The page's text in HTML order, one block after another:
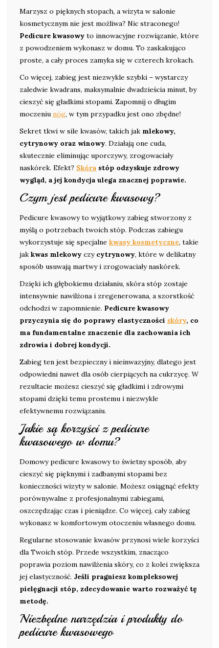
Marzysz o pięknych stopach, a wizyta w salonie
kosmetycznym nie jest możliwa? Nic straconego!
Pedicure kwasowy to innowacyjne rozwiązanie, które
z powodzeniem wykonasz w domu. To zaskakująco
proste, a cały proces zamyka się w czterech krokach.
Co więcej, zabieg jest niezwykle szybki – wystarczy
zaledwie kwadrans, maksymalnie dwadzieścia minut, by
cieszyć się gładkimi stopami. Zapomnij o długim
moczeniu nóg, w tym przypadku jest ono zbędne!
Sekret tkwi w sile kwasów, takich jak mlekowy,
cytrynowy oraz winowy. Działają one cuda,
skutecznie eliminując uporczywy, zrogowaciały
naskórek. Efekt? Skóra stóp odzyskuje zdrowy
wygląd, a jej kondycja ulega znacznej poprawie.
Czym jest pedicure kwasowy?
Pedicure kwasowy to wyjątkowy zabieg stworzony z
myślą o potrzebach twoich stóp. Podczas zabiegu
wykorzystuje się specjalne kwasy kosmetyczne, takie
jak kwas mlekowy czy cytrynowy, które w delikatny
sposób usuwają martwy i zrogowaciały naskórek.
Dzięki ich głębokiemu działaniu, skóra stóp zostaje
intensywnie nawilżona i zregenerowana, a szorstkość
odchodzi w zapomnienie. Pedicure kwasowy
przyczynia się do poprawy elastyczności skóry, co
ma fundamentalne znaczenie dla zachowania ich
zdrowia i dobrej kondycji.
Zabieg ten jest bezpieczny i nieinwazyjny, dlatego jest
odpowiedni nawet dla osób cierpiących na cukrzycę. W
rezultacie możesz cieszyć się gładkimi i zdrowymi
stopami dzięki temu prostemu i niezwykle
efektywnemu rozwiązaniu.
Jakie są korzyści z pedicure
kwasowego w domu?
Domowy pedicure kwasowy to świetny sposób, aby
cieszyć się pięknymi i zadbanymi stopami bez
konieczności wizyty w salonie. Możesz osiągnąć efekty
porównywalne z profesjonalnymi zabiegami,
oszczędzając czas i pieniądze. Co więcej, cały zabieg
wykonasz w komfortowym otoczeniu własnego domu.
Regularne stosowanie kwasów przynosi wiele korzyści
dla Twoich stóp. Przede wszystkim, znacząco
poprawia poziom nawilżenia skóry, co z kolei zwiększa
jej elastyczność. Jeśli pragniesz kompleksowej
pielęgnacji stóp, zdecydowanie warto rozważyć tę
metodę.
Niezbędne narzędzia i produkty do
pedicure kwasowego